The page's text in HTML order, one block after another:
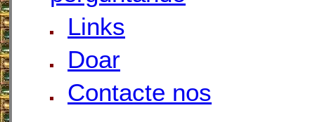
Links
Doar
Contacte nos